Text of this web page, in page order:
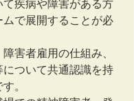
疾病や障害がある方
で展開することが必
害者雇用の仕組み、
ついて共通認識を持
。